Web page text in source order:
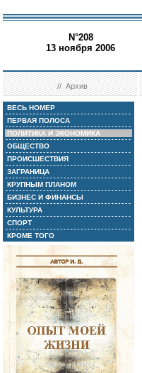
N°208
13 ноября 2006
//Архив
ВЕСЬ НОМЕР
ПЕРВАЯ ПОЛОСА
ПОЛИТИКА И ЭКОНОМИКА
ОБЩЕСТВО
ПРОИСШЕСТВИЯ
ЗАГРАНИЦА
КРУПНЫМ ПЛАНОМ
БИЗНЕС И ФИНАНСЫ
КУЛЬТУРА
СПОРТ
КРОМЕ ТОГО